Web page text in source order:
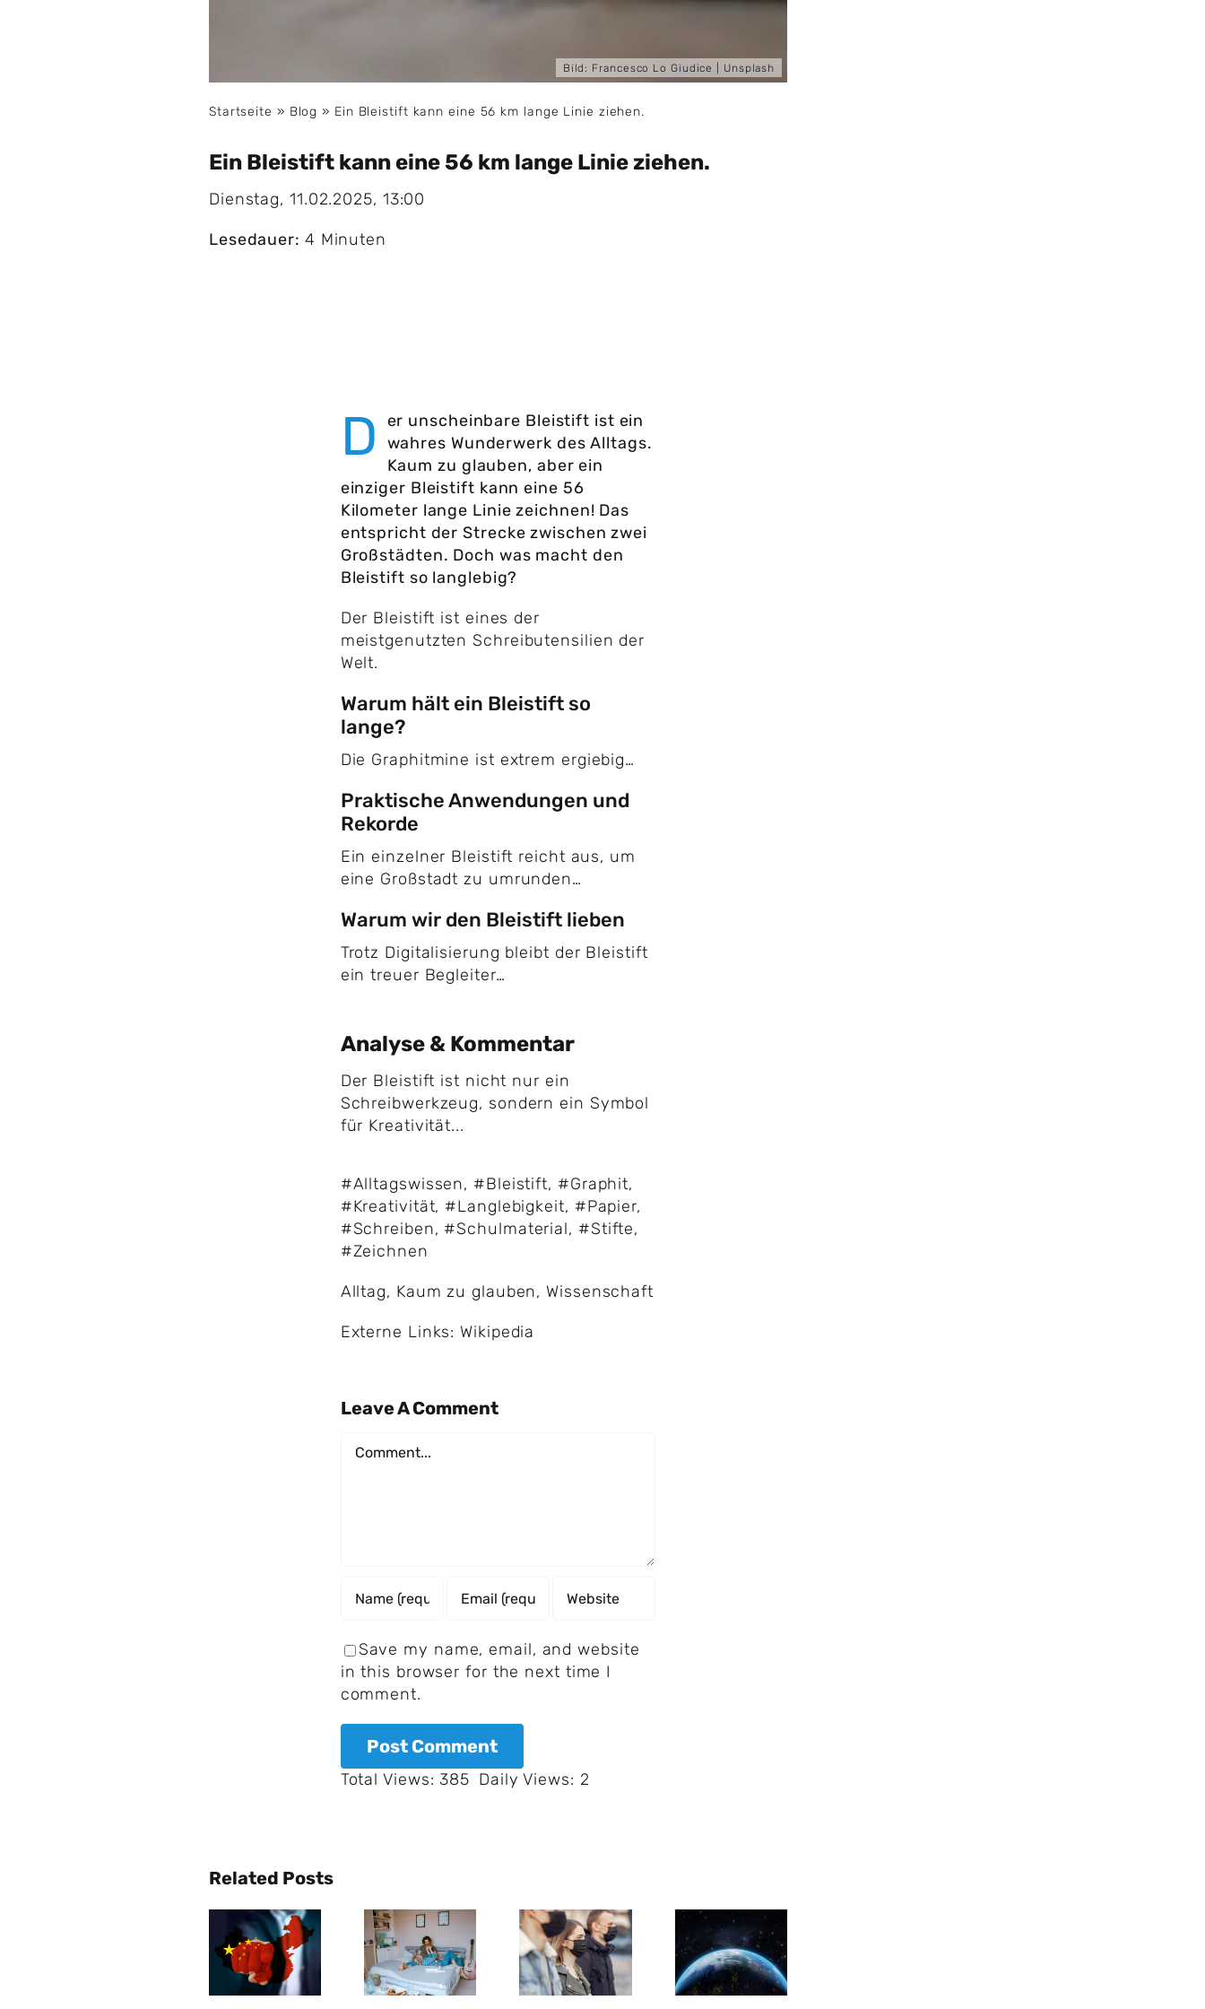
Bild: Francesco Lo Giudice | Unsplash
Startseite » Blog » Ein Bleistift kann eine 56 km lange Linie ziehen.
Ein Bleistift kann eine 56 km lange Linie ziehen.
Dienstag, 11.02.2025, 13:00
Lesedauer: 4 Minuten
D
er unscheinbare Bleistift ist ein
wahres Wunderwerk des Alltags.
Kaum zu glauben, aber ein
einziger Bleistift kann eine 56
Kilometer lange Linie zeichnen! Das
entspricht der Strecke zwischen zwei
Großstädten. Doch was macht den
Bleistift so langlebig?
Der Bleistift ist eines der
meistgenutzten Schreibutensilien der
Welt.
Warum hält ein Bleistift so
lange?
Die Graphitmine ist extrem ergiebig…
Praktische Anwendungen und
Rekorde
Ein einzelner Bleistift reicht aus, um
eine Großstadt zu umrunden…
Warum wir den Bleistift lieben
Trotz Digitalisierung bleibt der Bleistift
ein treuer Begleiter…
Analyse & Kommentar
Der Bleistift ist nicht nur ein
Schreibwerkzeug, sondern ein Symbol
für Kreativität...
#Alltagswissen, #Bleistift, #Graphit,
#Kreativität, #Langlebigkeit, #Papier,
#Schreiben, #Schulmaterial, #Stifte,
#Zeichnen
Alltag, Kaum zu glauben, Wissenschaft
Externe Links: Wikipedia
Leave A Comment
Comment
Save my name, email, and website
in this browser for the next time I
comment.
Total Views: 385 Daily Views: 2
Related Posts
Investitionen,
Gehirn
auf
Musik
ähnlich
wie auf
muss
Erkenntnisse
über den
Corona
Pandemie-
Anzeichen
für
Leben
auf
fernem